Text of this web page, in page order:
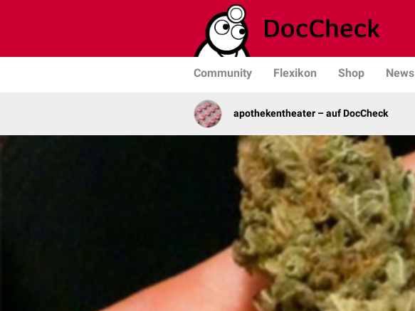
Community Flexikon Shop News
apothekentheater – auf DocCheck